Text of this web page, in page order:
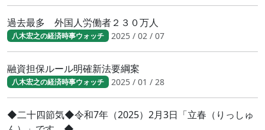
過去最多 外国人労働者２３０万人
八木宏之の経済時事ウォッチ 2025 / 02 / 07
融資担保ルール明確新法要綱案
八木宏之の経済時事ウォッチ 2025 / 01 / 28
◆二十四節気◆令和7年（2025）2月3日「立春（りっしゅ